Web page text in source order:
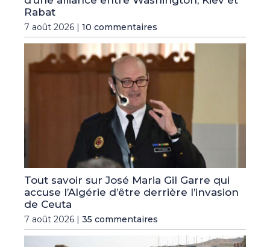
Rabat
7 août 2026 | 10 commentaires
Tout savoir sur José Maria Gil Garre qui
accuse l’Algérie d’être derrière l’invasion
de Ceuta
7 août 2026 | 35 commentaires